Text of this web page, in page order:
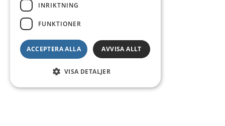
INRIKTNING
FUNKTIONER
ACCEPTERA ALLA AVVISA ALLT
VISA DETALJER